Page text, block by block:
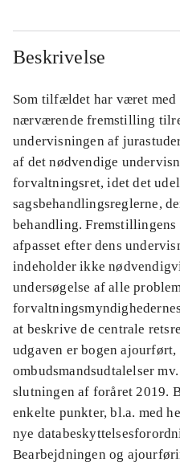
Beskrivelse
Som tilfældet har været med
nærværende fremstilling
undervisningen af
af det nødvendige
forvaltningsret, idet det
sagsbehandlingsreglerne,
behandling.
afpasset efter dens
indeholder ikke
undersøgelse af alle
at beskrive de centrale
udgaven er bogen
ombudsmandsudtalelser
slutningen af foråret 2019.
enkelte punkter, bl.a. med
nye
Bearbejdningen og